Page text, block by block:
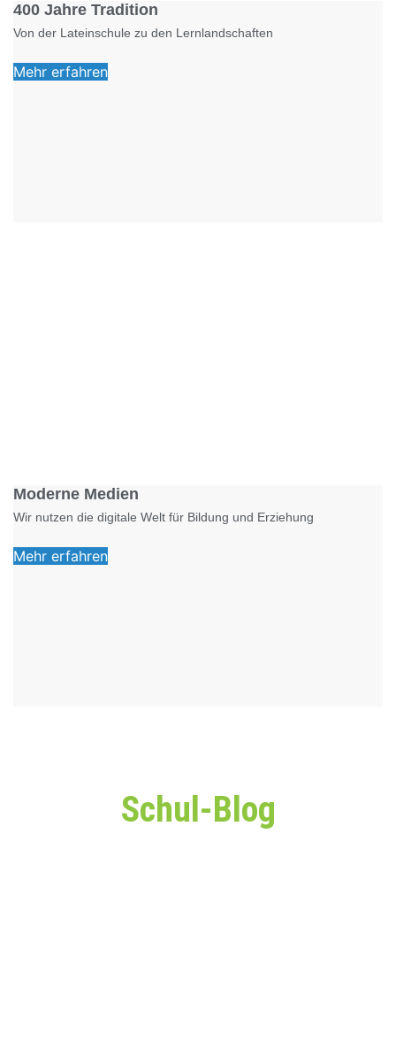
400 Jahre Tradition
Von der Lateinschule zu den Lernlandschaften
Mehr erfahren
Moderne Medien
Wir nutzen die digitale Welt für Bildung und Erziehung
Mehr erfahren
Schul-Blog